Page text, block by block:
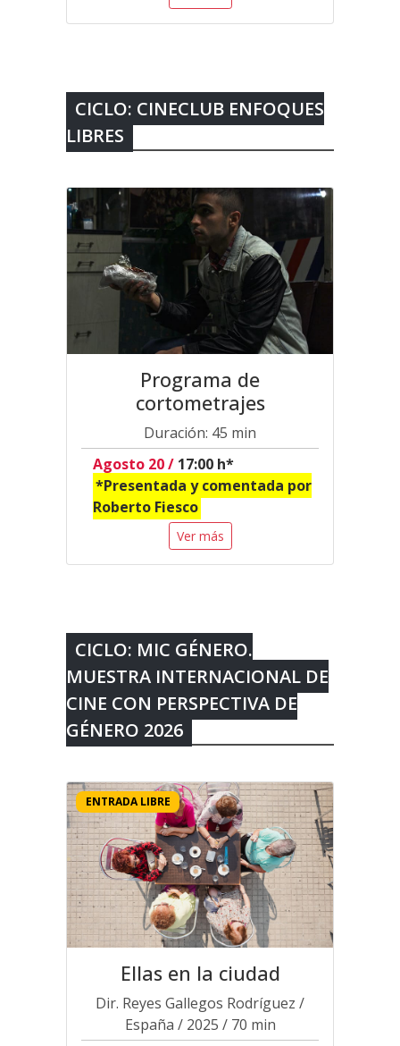
CICLO: CINECLUB ENFOQUES
LIBRES
Programa de
cortometrajes
Duración: 45 min
Agosto 20 / 17:00 h*
*Presentada y comentada por
Roberto Fiesco
Ver más
CICLO: MIC GÉNERO.
MUESTRA INTERNACIONAL DE
CINE CON PERSPECTIVA DE
GÉNERO 2026
Ellas en la ciudad
Dir. Reyes Gallegos Rodríguez /
España / 2025 / 70 min
ENTRADA LIBRE